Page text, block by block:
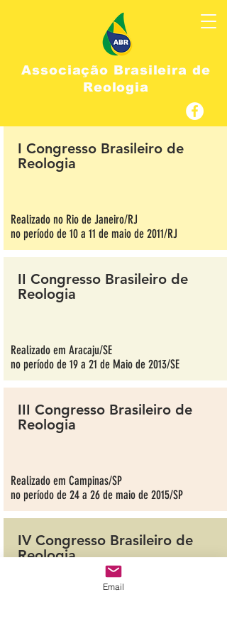
Associação Brasileira de
Reologia
I Congresso Brasileiro de
Reologia
Realizado no Rio de Janeiro/RJ
no período de 10 a 11 de maio de 2011/RJ
II Congresso Brasileiro de
Reologia
Realizado em Aracaju/SE
no período de 19 a 21 de Maio de 2013/SE
III Congresso Brasileiro de
Reologia
Realizado em Campinas/SP
no período de 24 a 26 de maio de 2015/SP
IV Congresso Brasileiro de
Reologia
Email